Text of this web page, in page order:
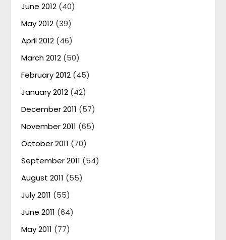
June 2012 (40)
May 2012 (39)
April 2012 (46)
March 2012 (50)
February 2012 (45)
January 2012 (42)
December 2011 (57)
November 2011 (65)
October 2011 (70)
September 2011 (54)
August 2011 (55)
July 2011 (55)
June 2011 (64)
May 2011 (77)